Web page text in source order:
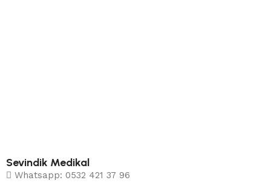
Sevindik Medikal
Whatsapp: 0532 421 37 96